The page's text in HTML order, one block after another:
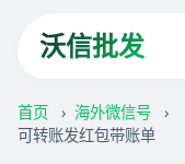
沃信批发
首页 › 海外微信号 ›
可转账发红包带账单